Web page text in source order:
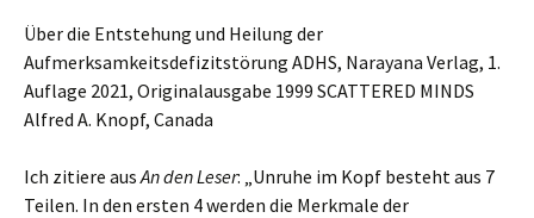
Über die Entstehung und Heilung der
Aufmerksamkeitsdefizitstörung ADHS, Narayana Verlag, 1.
Auflage 2021, Originalausgabe 1999 SCATTERED MINDS
Alfred A. Knopf, Canada
Ich zitiere ausAn den Leser: „Unruhe im Kopf besteht aus 7
Teilen. In den ersten 4 werden die Merkmale der